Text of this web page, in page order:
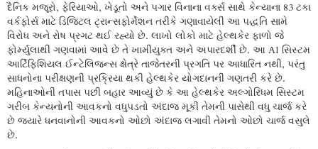
દૈનિક મજૂરો, ફેરિયાઓ, ખેડૂતો અને પગાર વિનાના વર્ક્સ સાથે કેન્યાના 83 ટકા
વર્કફોર્સ માટે ડિજિટલ ટ્રાન્સફોર્મેશન તરીકે ગણાવાયેલી આ પદ્ધતિ સામે
વિરોધ અને રોષ પ્રગટ થઈ રહ્યો છે. લાખો લોકો માટે હેલ્થકેર ફાળો જે
ફોર્મ્યુલાથી ગણવામાં આવે છે તે ખામીયુક્ત અને અપારદર્શી છે. આ AI સિસ્ટમ
આર્ટિફિશિયલ ઈન્ટેલિજન્સ ક્ષેત્રે તાજેતરની પ્રગતિ પર આધારિત નથી, પરંતુ
સાધનોના પરીક્ષણની પ્રક્રિયા થકી હેલ્થકેર યોગદાનની ગણતરી કરે છે.
મહિનાઓની તપાસ પછી બહાર આવ્યું છે કે આ હેલ્થકેર અલ્ગોરિધમ સિસ્ટમ
ગરીબ કેન્યનોની આવકનો વધુપડતો અંદાજ મૂકી તેમની પાસેથી વધુ ચાર્જ કરે
છે જ્યારે ધનવાનોની આવકનો ઓછો અંદાજ લગાવી તેમનો ઓછો ચાર્જ વસુલે
છે.